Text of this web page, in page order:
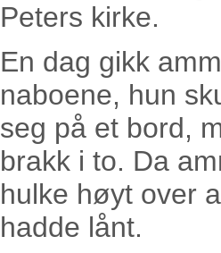
Peters kirke.
En dag gikk
naboene, hun
seg på et bord,
brakk i to. Da
hulke høyt over
hadde lånt.